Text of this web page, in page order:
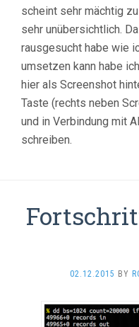
scheint sehr mächtig
sehr unübersichtlich.
rausgesucht habe wie
umsetzen kann habe
hier als Screenshot
Taste (rechts neben
und in Verbindung mit
schreiben.
02.12.2015 BY